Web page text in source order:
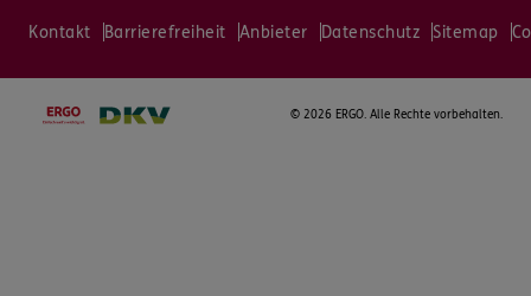
Kontakt Barrierefreiheit Anbieter Datenschutz Sitemap
© 2026 ERGO. Alle Rechte vorbehalten.